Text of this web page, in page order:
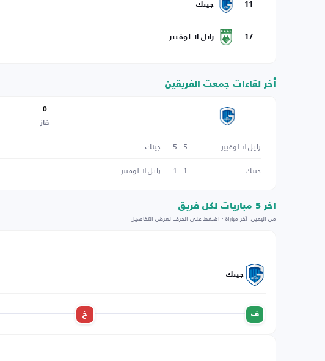
11 جينك
17 رايل لا لوفيير
أخر لقاءات جمعت الفريقين
0
فاز
رايل لا لوفيير 5 - 5 جينك
جينك
1 - 1 رايل لا لوفيير
اخر 5 مباريات لكل فريق
من اليمين: آخر مباراة · اضغط على الحرف لعرض التفاصيل
جينك
ف خ